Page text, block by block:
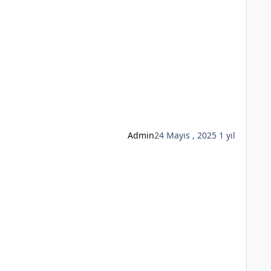
Admin24 Mayıs , 2025 1 yıl